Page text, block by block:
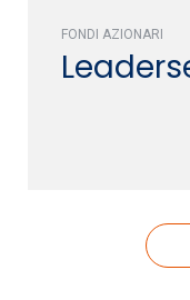
FONDI AZIONARI